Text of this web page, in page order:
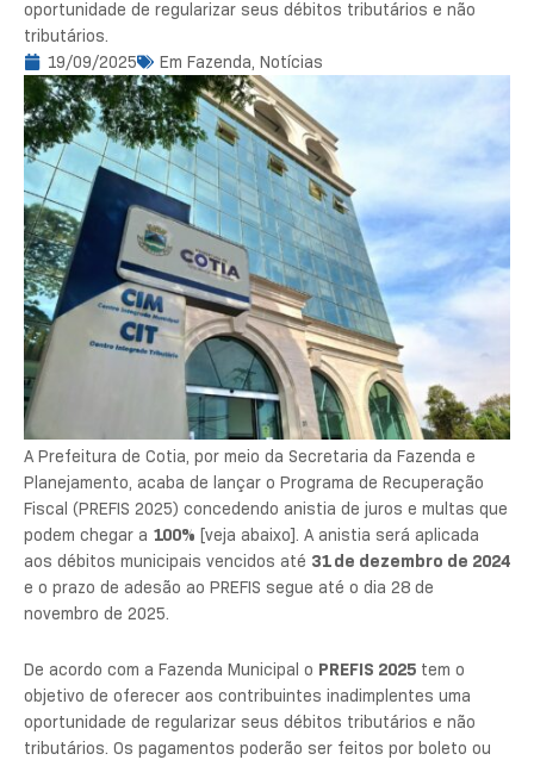
oportunidade de regularizar seus débitos tributários e não
tributários.
19/09/2025
Em Fazenda, Notícias
A Prefeitura de Cotia, por meio da Secretaria da Fazenda e
Planejamento, acaba de lançar o Programa de Recuperação
Fiscal (PREFIS 2025) concedendo anistia de juros e multas que
podem chegar a 100% [veja abaixo]. A anistia será aplicada
aos débitos municipais vencidos até 31 de dezembro de 2024
e o prazo de adesão ao PREFIS segue até o dia 28 de
novembro de 2025.
De acordo com a Fazenda Municipal o PREFIS 2025 tem o
objetivo de oferecer aos contribuintes inadimplentes uma
oportunidade de regularizar seus débitos tributários e não
tributários. Os pagamentos poderão ser feitos por boleto ou